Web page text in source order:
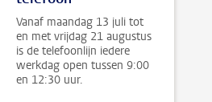
Vanaf maandag 13 juli tot
en met vrijdag 21 augustus
is de telefoonlijn iedere
werkdag open tussen 9:00
en 12:30 uur.